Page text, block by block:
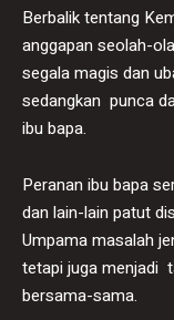
Berbalik tentang
anggapan seolah-
segala magis dan
sedangkan punca
ibu bapa.
Peranan ibu bapa
dan lain-lain patut
Umpama masalah
tetapi juga menjadi
bersama-sama.